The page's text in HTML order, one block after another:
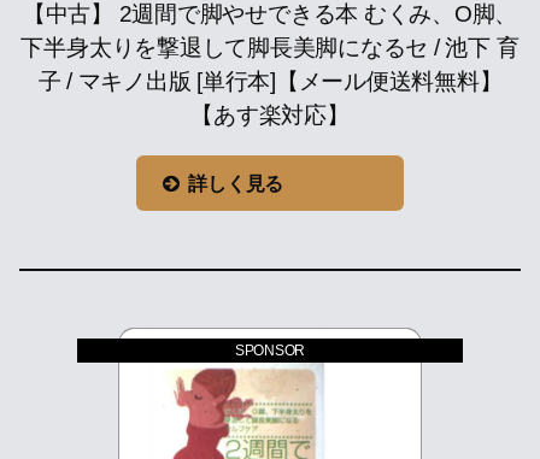
【中古】 2週間で脚やせできる本 むくみ、O脚、
下半身太りを撃退して脚長美脚になるセ / 池下 育
子 / マキノ出版 [単行本]【メール便送料無料】
【あす楽対応】
詳しく見る
SPONSOR